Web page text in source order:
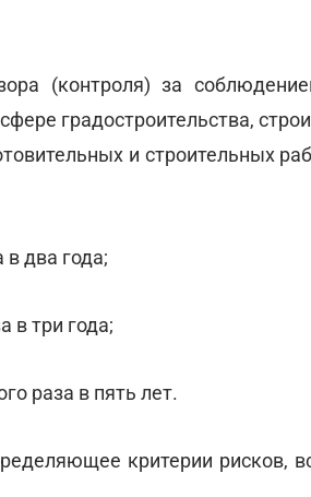
(контроля) за
градостроительства,
и строительных
два года;
в три года;
раза в пять лет.
критерии рисков,